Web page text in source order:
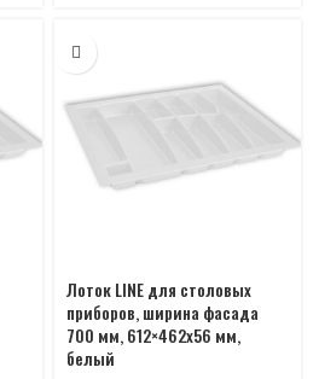
Лоток LINE для столовых
приборов, ширина фасада
700 мм, 612×462х56 мм,
белый